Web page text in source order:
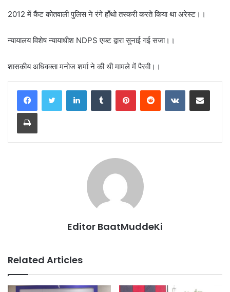
2012 में कैंट कोतवाली पुलिस ने रंगे हाँथो तस्करी करते किया था अरेस्ट।।
न्यायालय विशेष न्यायाधीश NDPS एक्ट द्वारा सुनाई गई सजा।।
शासकीय अधिवक्ता मनोज शर्मा ने की थी मामले में पैरवी।।
LinkedInTumblr PinterestReddit VKontakteShare via Email
Print
Editor BaatMuddeKi
Related Articles